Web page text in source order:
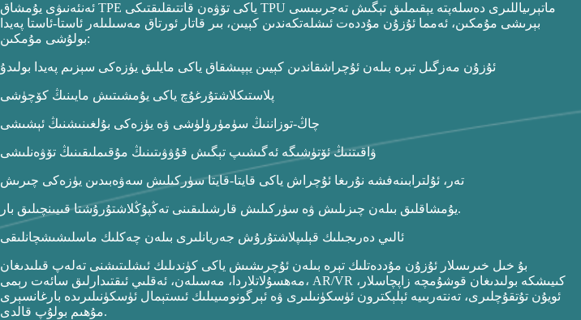
ئەنئەنىۋى يۇمشاق TPE ياكى تۆۋەن قاتتىقلىقتىكى TPU ماتېرىياللىرى دەسلەپتە يېقىملىق تېگىش تەجرىبىسى
بېرىشى مۇمكىن، ئەمما ئۇزۇن مۇددەت ئىشلەتكەندىن كېيىن، بىر قاتار ئورتاق مەسىلىلەر ئاستا-ئاستا پەيدا
بولۇشى مۇمكىن:
ئۇزۇن مەزگىل تېرە بىلەن ئۇچراشقاندىن كېيىن يېپىشقاق ياكى مايلىق يۈزەكى سېزىم پەيدا بولىدۇ
پلاستىكلاشتۇرغۇچ ياكى يۇمشىتىش مايىنىڭ كۆچۈشى
چاڭ-توزاننىڭ سۈمۈرۈلۈشى ۋە يۈزەكى بۇلغىنىشنىڭ ئېشىشى
ۋاقىتنىڭ ئۆتۈشىگە ئەگىشىپ تېگىش قۇۋۋىتىنىڭ مۇقىملىقىنىڭ تۆۋەنلىشى
تەر، ئۇلترابىنەفشە نۇرىغا ئۇچراش ياكى قايتا-قايتا سۈركىلىش سەۋەبىدىن يۈزەكى چىرىش
يۇمشاقلىق بىلەن چىزىلىش ۋە سۈركىلىش قارشىلىقىنى تەڭپۇڭلاشتۇرۇشتا قىيىنچىلىق بار.
ئالىي دەرىجىلىك قېلىپلاشتۇرۇش جەريانلىرى بىلەن چەكلىك ماسلىشىشچانلىقى
بۇ خىل خىرىسلار ئۇزۇن مۇددەتلىك تېرە بىلەن ئۇچرىشىش ياكى كۈندىلىك ئىشلىتىشنى تەلەپ قىلىدىغان
مەھسۇلاتلاردا، مەسىلەن، ئەقلىي ئىقتىدارلىق سائەت رېمى، AR/VR كىيىشكە بولىدىغان قوشۇمچە زاپچاسلار،
ئويۇن تۇتقۇچلىرى، تەنتەربىيە ئېلېكترون ئۈسكۈنىلىرى ۋە ئېرگونومىيىلىك ئىستېمال ئۈسكۈنىلىرىدە بارغانسېرى
مۇھىم بولۇپ قالدى.